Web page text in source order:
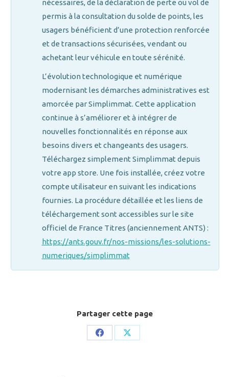
nécessaires, de la déclaration de perte ou vol de
permis à la consultation du solde de points, les
usagers bénéficient d’une protection renforcée
et de transactions sécurisées, vendant ou
achetant leur véhicule en toute sérénité.
L’évolution technologique et numérique
modernisant les démarches administratives est
amorcée par Simplimmat. Cette application
continue à s’améliorer et à intégrer de
nouvelles fonctionnalités en réponse aux
besoins divers et changeants des usagers.
Téléchargez simplement Simplimmat depuis
votre app store. Une fois installée, créez votre
compte utilisateur en suivant les indications
fournies. La procédure détaillée et les liens de
téléchargement sont accessibles sur le site
officiel de France Titres (anciennement ANTS) :
https://ants.gouv.fr/nos-missions/les-solutions-
numeriques/simplimmat
Partager cette page
Share
Share